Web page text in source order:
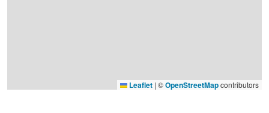
Leaflet | ©OpenStreetMapcontributors